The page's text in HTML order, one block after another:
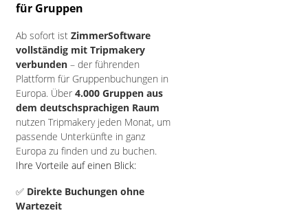
für Gruppen
Ab sofort ist ZimmerSoftware
vollständig mit Tripmakery
verbunden – der führenden
Plattform für Gruppenbuchungen in
Europa. Über 4.000 Gruppen aus
dem deutschsprachigen Raum
nutzen Tripmakery jeden Monat, um
passende Unterkünfte in ganz
Europa zu finden und zu buchen.
Ihre Vorteile auf einen Blick:
✅ Direkte Buchungen ohne
Wartezeit